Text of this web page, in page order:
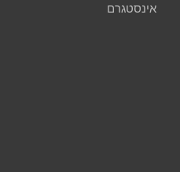
אינסטגרם